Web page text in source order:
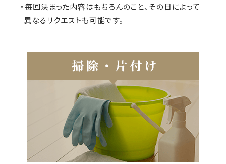
・毎回決まった内容はもちろんのこと、その日によって
異なるリクエストも可能です。